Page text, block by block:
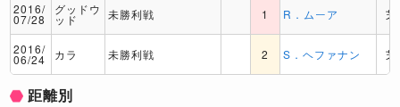
2016/
07/28
グッドウ
ッド 未勝利戦 1 R．ムーア 芝
2016/
06/24 カラ 未勝利戦 2 S．ヘファナン 芝
距離別